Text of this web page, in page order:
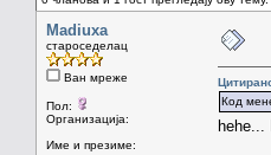
Madiuxa
староседелац
Ван мреже
Пол:
Организација:
Име и презиме:
Код
hehe...